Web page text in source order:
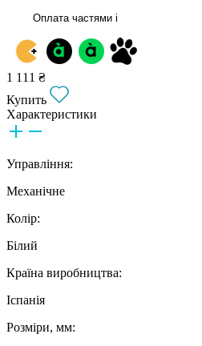
Оплата частями i
1 111 ₴
Купить
Характеристики
Управління:
Механічне
Колір:
Білий
Країна виробництва:
Іспанія
Розміри, мм: